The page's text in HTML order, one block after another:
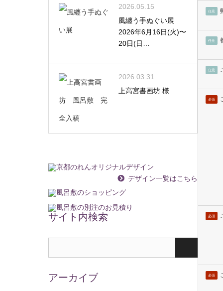
任意
任意
任意
必須
必須
必須
2026.05.15
風纏う手ぬぐい展
2026年6月16日(火)〜
20日(日…
2026.03.31
上高宮書画坊 様
デザイン一覧はこちら
サイト内検索
アーカイブ